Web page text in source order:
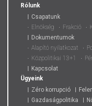
Rólunk
Csapatunk
Elnökség
Frakció
Dokumentumok
Alapító nyilatkozat
Közpolitikai 13+1
Kapcsolat
Ügyeink
Zéro korrupció
Gazdaságpolitika